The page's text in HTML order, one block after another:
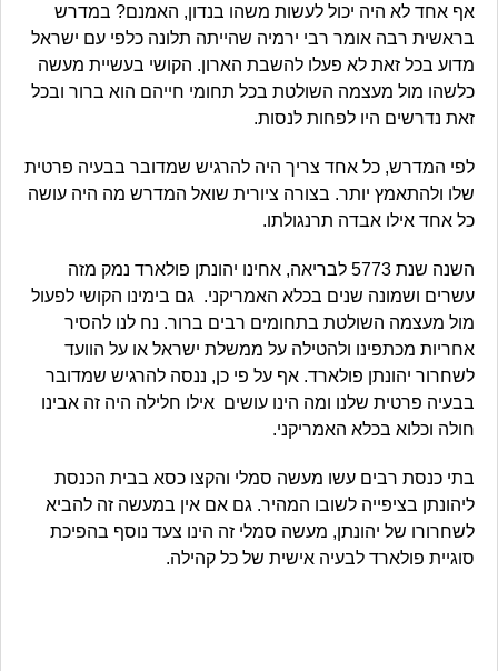
אף אחד לא היה יכול לעשות משהו בנדון, האמנם? במדרש
בראשית רבה אומר רבי ירמיה שהייתה תלונה כלפי עם ישראל
מדוע בכל זאת לא פעלו להשבת הארון. הקושי בעשיית מעשה
כלשהו מול מעצמה השולטת בכל תחומי חייהם הוא ברור ובכל
זאת נדרשים היו לפחות לנסות.
לפי המדרש, כל אחד צריך היה להרגיש שמדובר בבעיה פרטית
שלו ולהתאמץ יותר. בצורה ציורית שואל המדרש מה היה עושה
כל אחד אילו אבדה תרנגולתו.
השנה שנת 5773 לבריאה, אחינו יהונתן פולארד נמק מזה
עשרים ושמונה שנים בכלא האמריקני. גם בימינו הקושי לפעול
מול מעצמה השולטת בתחומים רבים ברור. נח לנו להסיר
אחריות מכתפינו ולהטילה על ממשלת ישראל או על הוועד
לשחרור יהונתן פולארד. אף על פי כן, ננסה להרגיש שמדובר
בבעיה פרטית שלנו ומה הינו עושים אילו חלילה היה זה אבינו
חולה וכלוא בכלא האמריקני.
בתי כנסת רבים עשו מעשה סמלי והקצו כסא בבית הכנסת
ליהונתן בציפייה לשובו המהיר. גם אם אין במעשה זה להביא
לשחרורו של יהונתן, מעשה סמלי זה הינו צעד נוסף בהפיכת
סוגיית פולארד לבעיה אישית של כל קהילה.